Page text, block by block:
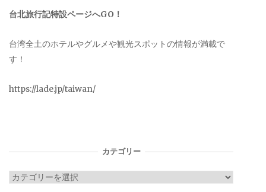
台北旅行記特設ページへGO！
台湾全土のホテルやグルメや観光スポットの情報が満載で
す！
https://lade.jp/taiwan/
カテゴリー
カ